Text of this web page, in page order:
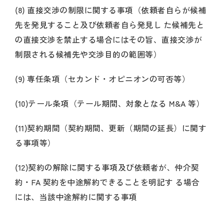
(8) 直接交渉の制限に関する事項（依頼者自らが候補
先を発見すること及び依頼者自ら発見し た候補先と
の直接交渉を禁止する場合にはその旨、直接交渉が
制限される候補先や交渉目的の範囲等）
(9) 専任条項（セカンド・オピニオンの可否等）
(10)テール条項（テール期間、対象となる M&A 等）
(11)契約期間（契約期間、更新（期間の延長）に関す
る事項等）
(12)契約の解除に関する事項及び依頼者が、仲介契
約・FA 契約を中途解約できることを明記す る場合
には、当該中途解約に関する事項